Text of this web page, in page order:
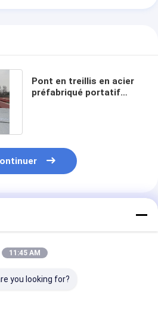
Pont en treillis en acier
préfabriqué portatif
11:45 AM
you looking for?